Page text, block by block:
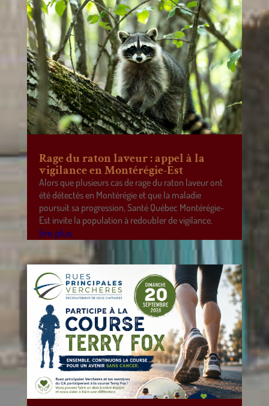
Rage du raton laveur : appel à la
vigilance en Montérégie-Est
Alors que plusieurs cas de rage du raton laveur ont
été détectés en Montérégie et que la maladie
poursuit sa progression, Santé Québec Montérégie-
Est invite la population à redoubler de vigilance.
lire plus